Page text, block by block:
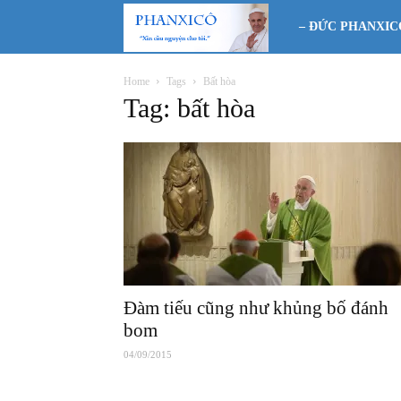
Phanxicô
– ĐỨC
Home Tags Bất hòa
Tag: bất hòa
Đàm tiếu cũng như khủng bố đánh
bom
04/09/2015